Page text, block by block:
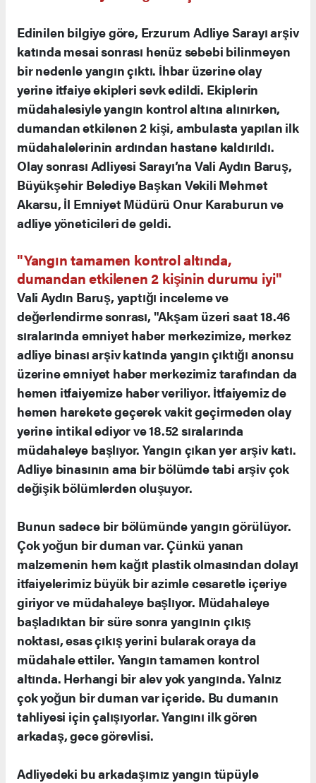
Edinilen bilgiye göre, Erzurum Adliye Sarayı arşiv
katında mesai sonrası henüz sebebi bilinmeyen
bir nedenle yangın çıktı. İhbar üzerine olay
yerine itfaiye ekipleri sevk edildi. Ekiplerin
müdahalesiyle yangın kontrol altına alınırken,
dumandan etkilenen 2 kişi, ambulasta yapılan ilk
müdahalelerinin ardından hastane kaldırıldı.
Olay sonrası Adliyesi Sarayı’na Vali Aydın Baruş,
Büyükşehir Belediye Başkan Vekili Mehmet
Akarsu, İl Emniyet Müdürü Onur Karaburun ve
adliye yöneticileri de geldi.
"Yangın tamamen kontrol altında,
dumandan etkilenen 2 kişinin durumu iyi"
Vali Aydın Baruş, yaptığı inceleme ve
değerlendirme sonrası, "Akşam üzeri saat 18.46
sıralarında emniyet haber merkezimize, merkez
adliye binası arşiv katında yangın çıktığı anonsu
üzerine emniyet haber merkezimiz tarafından da
hemen itfaiyemize haber veriliyor. İtfaiyemiz de
hemen harekete geçerek vakit geçirmeden olay
yerine intikal ediyor ve 18.52 sıralarında
müdahaleye başlıyor. Yangın çıkan yer arşiv katı.
Adliye binasının ama bir bölümde tabi arşiv çok
değişik bölümlerden oluşuyor.
Bunun sadece bir bölümünde yangın görülüyor.
Çok yoğun bir duman var. Çünkü yanan
malzemenin hem kağıt plastik olmasından dolayı
itfaiyelerimiz büyük bir azimle cesaretle içeriye
giriyor ve müdahaleye başlıyor. Müdahaleye
başladıktan bir süre sonra yangının çıkış
noktası, esas çıkış yerini bularak oraya da
müdahale ettiler. Yangın tamamen kontrol
altında. Herhangi bir alev yok yangında. Yalnız
çok yoğun bir duman var içeride. Bu dumanın
tahliyesi için çalışıyorlar. Yangını ilk gören
arkadaş, gece görevlisi.
Adliyedeki bu arkadaşımız yangın tüpüyle